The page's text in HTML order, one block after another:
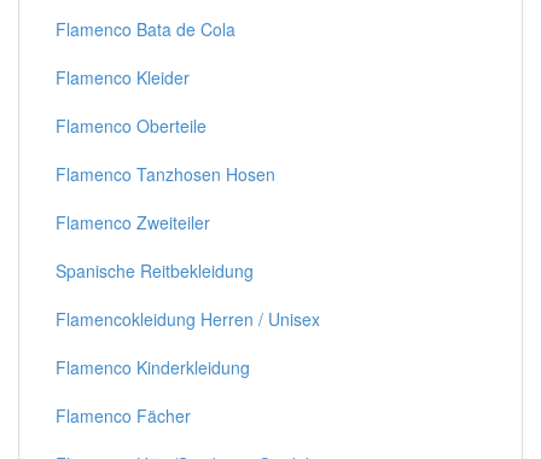
Flamenco Bata de Cola
Flamenco Kleider
Flamenco Oberteile
Flamenco Tanzhosen Hosen
Flamenco Zweiteiler
Spanische Reitbekleidung
Flamencokleidung Herren / Unisex
Flamenco Kinderkleidung
Flamenco Fächer